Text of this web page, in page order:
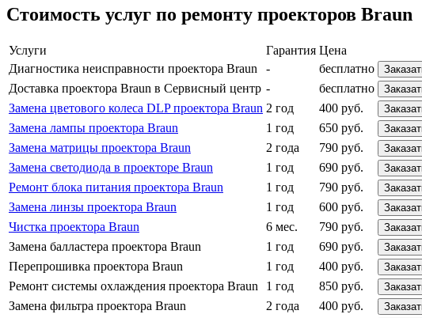
Стоимость услуг по ремонту проекторов Braun
Услуги Гарантия Цена
Диагностика неисправности проектора Braun
- бесплатно
Доставка проектора Braun в Сервисный центр - бесплатно
Замена цветового колеса DLP проектора Braun 2 год 400 руб.
Замена лампы проектора Braun 1 год 650 руб.
Замена матрицы проектора Braun 2 года 790 руб.
Замена светодиода в проекторе Braun 1 год 690 руб.
Ремонт блока питания проектора Braun 1 год 790 руб.
Замена линзы проектора Braun 1 год 600 руб.
Чистка проектора Braun 6 мес. 790 руб.
Замена балластера проектора Braun 1 год 690 руб.
Перепрошивка проектора Braun 1 год 400 руб.
Ремонт системы охлаждения проектора Braun 1 год 850 руб.
Замена фильтра проектора Braun 2 года 400 руб.